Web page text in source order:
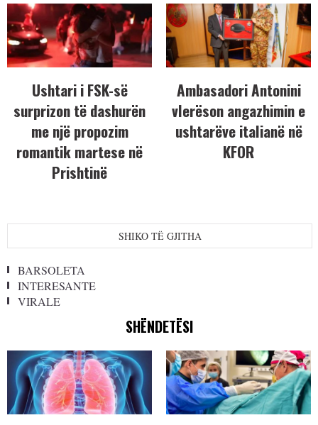
Ushtari i FSK-së
surprizon të dashurën
me një propozim
romantik martese në
Prishtinë
Ambasadori Antonini
vlerëson angazhimin e
ushtarëve italianë në
KFOR
SHIKO TË GJITHA
BARSOLETA
INTERESANTE
VIRALE
SHËNDETËSI